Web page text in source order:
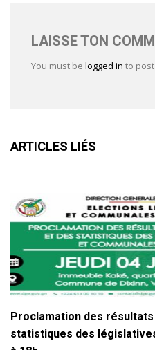
LAISSE TON
You must be logged in to
ARTICLES LIÉS
Proclamation des
statistiques des